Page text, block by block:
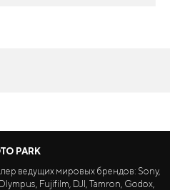
PARK
ведущих мировых брендов: Sony,
Fujifilm, DJI, Tamron, Godox,